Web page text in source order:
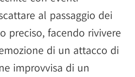
al passaggio dei
preciso, facendo rivivere
di un attacco di
improvvisa di un